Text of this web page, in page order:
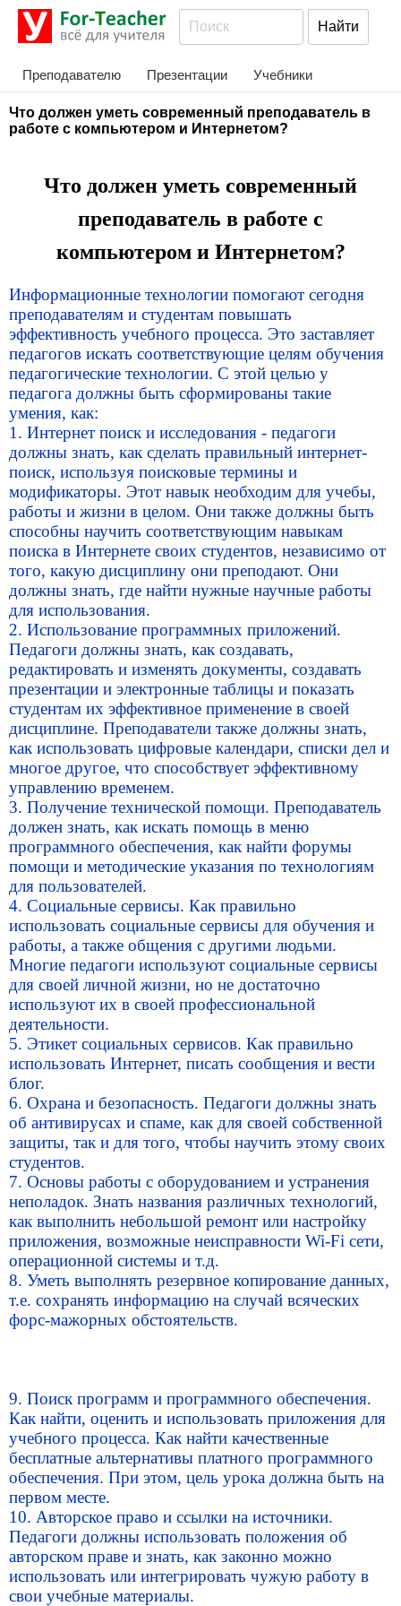
Преподавателю Презентации Учебники
Что должен уметь современный преподаватель в
работе с компьютером и Интернетом?
Что должен уметь современный
преподаватель в работе с
компьютером и Интернетом?
Информационные технологии помогают сегодня
преподавателям и студентам повышать
эффективность учебного процесса. Это заставляет
педагогов искать соответствующие целям обучения
педагогические технологии. С этой целью у
педагога должны быть сформированы такие
умения, как:
1. Интернет поиск и исследования - педагоги
должны знать, как сделать правильный интернет-
поиск, используя поисковые термины и
модификаторы. Этот навык необходим для учебы,
работы и жизни в целом. Они также должны быть
способны научить соответствующим навыкам
поиска в Интернете своих студентов, независимо от
того, какую дисциплину они преподают. Они
должны знать, где найти нужные научные работы
для использования.
2. Использование программных приложений.
Педагоги должны знать, как создавать,
редактировать и изменять документы, создавать
презентации и электронные таблицы и показать
студентам их эффективное применение в своей
дисциплине. Преподаватели также должны знать,
как использовать цифровые календари, списки дел и
многое другое, что способствует эффективному
управлению временем.
3. Получение технической помощи. Преподаватель
должен знать, как искать помощь в меню
программного обеспечения, как найти форумы
помощи и методические указания по технологиям
для пользователей.
4. Социальные сервисы. Как правильно
использовать социальные сервисы для обучения и
работы, а также общения с другими людьми.
Многие педагоги используют социальные сервисы
для своей личной жизни, но не достаточно
используют их в своей профессиональной
деятельности.
5. Этикет социальных сервисов. Как правильно
использовать Интернет, писать сообщения и вести
блог.
6. Охрана и безопасность. Педагоги должны знать
об антивирусах и спаме, как для своей собственной
защиты, так и для того, чтобы научить этому своих
студентов.
7. Основы работы с оборудованием и устранения
неполадок. Знать названия различных технологий,
как выполнить небольшой ремонт или настройку
приложения, возможные неисправности Wi-Fi сети,
операционной системы и т.д.
8. Уметь выполнять резервное копирование данных,
т.е. сохранять информацию на случай всяческих
форс-мажорных обстоятельств.
9. Поиск программ и программного обеспечения.
Как найти, оценить и использовать приложения для
учебного процесса. Как найти качественные
бесплатные альтернативы платного программного
обеспечения. При этом, цель урока должна быть на
первом месте.
10. Авторское право и ссылки на источники.
Педагоги должны использовать положения об
авторском праве и знать, как законно можно
использовать или интегрировать чужую работу в
свои учебные материалы.